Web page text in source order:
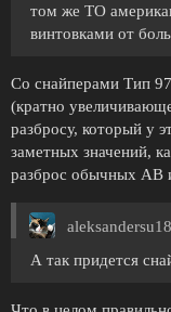
том же ТО
винтовками от
Со снайперами Тип
(кратно
разбросу, который у
заметных значений,
разброс обычных АВ
А так придется